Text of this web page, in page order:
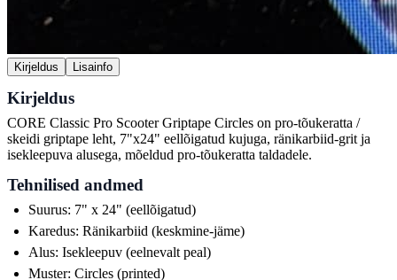
Kirjeldus Lisainfo
Kirjeldus
CORE Classic Pro Scooter Griptape Circles on pro-tõukeratta /
skeidi griptape leht, 7"x24" eellõigatud kujuga, ränikarbiid-grit ja
isekleepuva alusega, mõeldud pro-tõukeratta taldadele.
Tehnilised andmed
Suurus: 7" x 24" (eellõigatud)
Karedus: Ränikarbiid (keskmine-jäme)
Alus: Isekleepuv (eelnevalt peal)
Muster: Circles (printed)